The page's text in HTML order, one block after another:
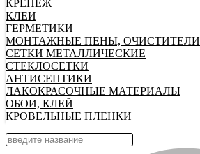
КРЕПЕЖ
КЛЕИ
ГЕРМЕТИКИ
МОНТАЖНЫЕ ПЕНЫ, ОЧИСТИТЕЛИ
СЕТКИ МЕТАЛЛИЧЕСКИЕ
СТЕКЛОСЕТКИ
АНТИСЕПТИКИ
ЛАКОКРАСОЧНЫЕ МАТЕРИАЛЫ
ОБОИ, КЛЕЙ
КРОВЕЛЬНЫЕ ПЛЕНКИ